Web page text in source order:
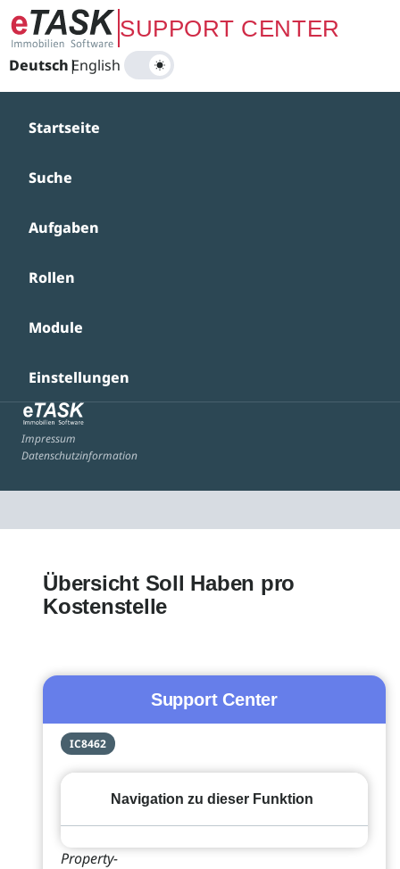
Zum Hauptinhalt springenSUPPORT CENTER
Deutsch|
English
Startseite
Suche
Aufgaben
Rollen
Module
Einstellungen
Impressum
Datenschutzinformation
Übersicht Soll Haben pro
Kostenstelle
Support Center
IC8462
Navigation zu dieser Funktion
Property-